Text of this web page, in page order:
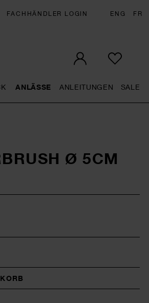
FACHHÄNDLER LOGIN ENG FR
ANLÄSSE ANLEITUNGEN SALE
Ø 5CM